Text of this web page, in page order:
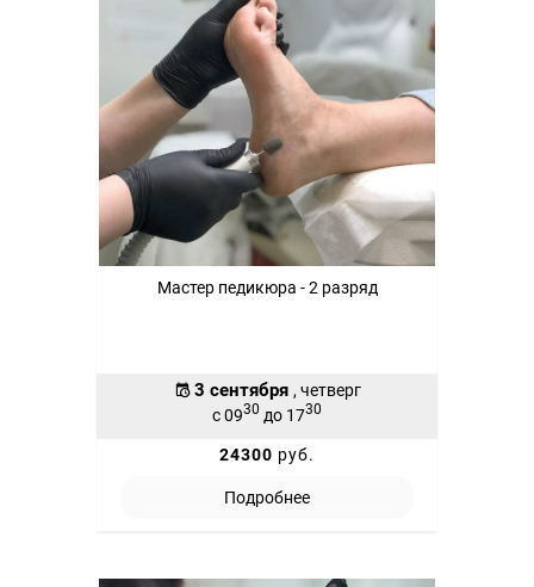
Мастер педикюра - 2 разряд
3 сентября , четверг
с 0930 до 1730
24300 руб.
Подробнее